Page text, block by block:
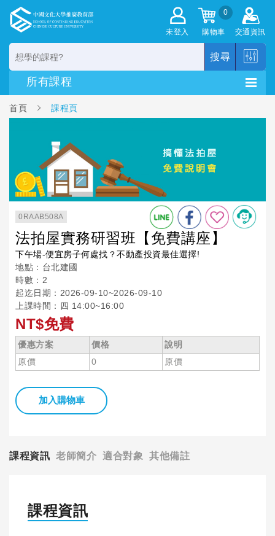
未登入
0
購物車 交通資訊
搜尋
首頁 課程頁
0RAAB508A
法拍屋實務研習班【免費講座】
下午場-便宜房子何處找？不動產投資最佳選擇!
地點：台北建國
時數：2
起迄日期：2026-09-10~2026-09-10
上課時間：四 14:00~16:00
NT$免費
優惠方案 價格
說明
原價
0 原價
加入購物車
課程資訊 老師簡介 適合對象 其他備註
課程資訊